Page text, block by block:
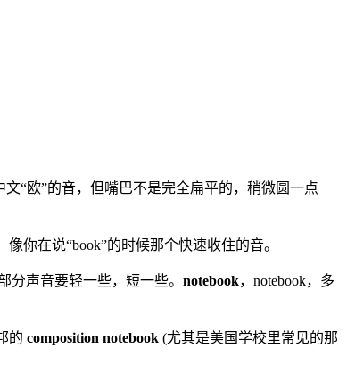
文“欧”的音，但嘴巴不是完全扁平的，稍微圆一点
像你在说“book”的时候那个快速收住的音。
分声音要轻一些，短一些。 notebook，notebook，多
的 composition notebook (尤其是美国学校里常见的那